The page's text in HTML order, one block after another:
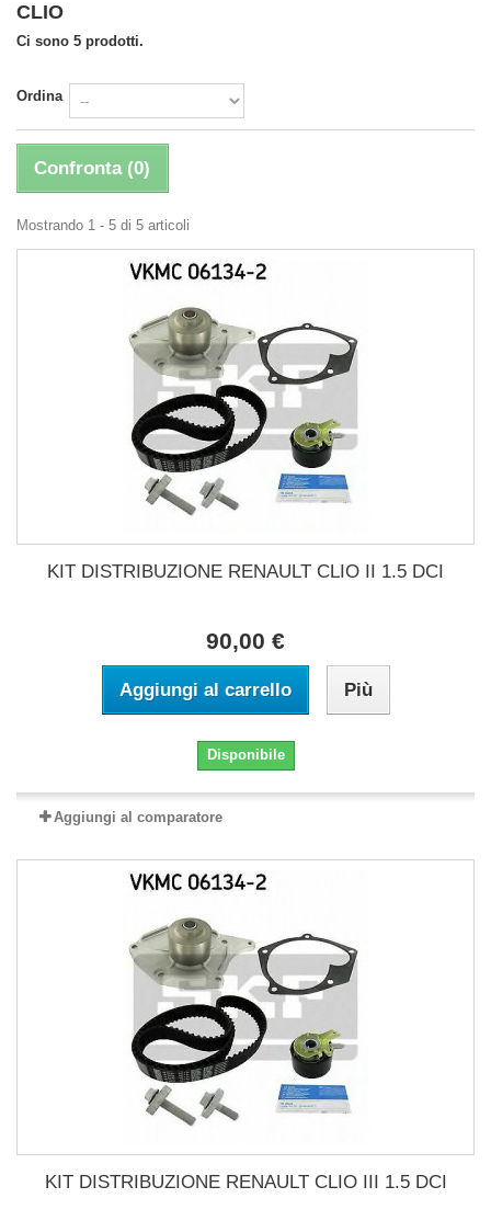
CLIO
Ci sono 5 prodotti.
Ordina
Confronta (0)
Mostrando 1 - 5 di 5 articoli
KIT DISTRIBUZIONE RENAULT CLIO II 1.5 DCI
90,00 €
Aggiungi al carrello Più
Disponibile
Aggiungi al comparatore
KIT DISTRIBUZIONE RENAULT CLIO III 1.5 DCI